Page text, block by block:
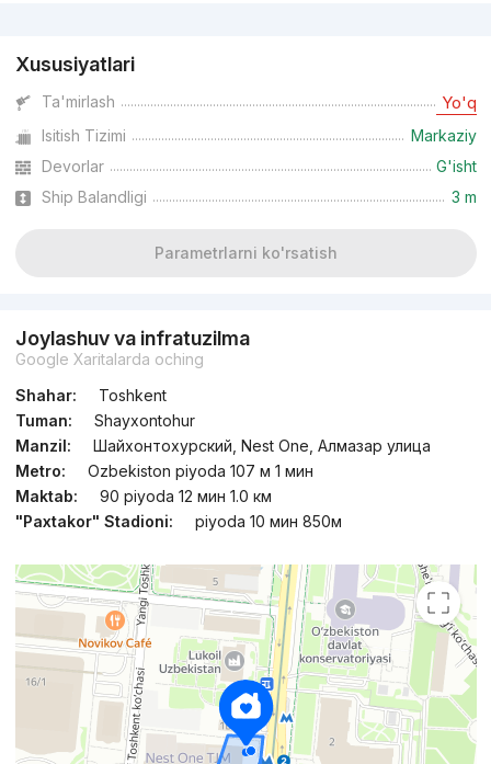
dan17 mln
Topshirildi, Sanjar3
2-xonali kvartira, 48 m²
+998 (99) 917...
Xususiyatlari
Ta'mirlash Yo'q
Isitish Tizimi
Markaziy
Devorlar
G'isht
Ship Balandligi
3 m
Parametrlarni ko'rsatish
Joylashuv va infratuzilma
Google Xaritalarda oching
Shahar:
Toshkent
Tuman:
Shayxontohur
Manzil:
Шайхонтохурский, Nest One, Алмазар улица
Metro:
Ozbekiston piyoda 107 м 1 мин
Maktab:
90 piyoda 12 мин 1.0 км
"Paxtakor" Stadioni:
piyoda 10 мин 850м